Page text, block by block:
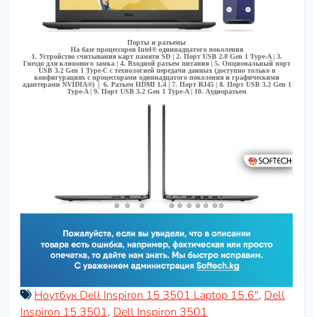
Порты и разъемы
На базе процессоров Intel® одиннадцатого поколения
1. Устройство считывания карт памяти SD | 2. Порт USB 2.0 Gen 1 Type-A | 3.
Гнездо для клинового замка | 4. Входной разъем питания | 5. Опциональный порт
USB 3.2 Gen 1 Type-C с технологией передачи данных (доступно только в
конфигурациях с процессорами одиннадцатого поколения и графическими
адаптерами NVIDIA®) │ 6. Разъем HDMI 1.4 | 7. Порт RJ45 | 8. Порт USB 3.2 Gen 1
Type-A | 9. Порт USB 3.2 Gen 1 Type-A | 10. Аудиоразъем
Ноутбук Dell Inspiron 15 3501 Laptop 15.6", Dell
Inspiron 15 3501, Dell Inspiron 3501